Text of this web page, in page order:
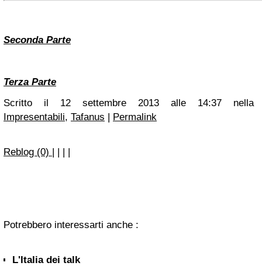
Seconda Parte
Terza Parte
Scritto il 12 settembre 2013 alle 14:37 nella
Impresentabili, Tafanus | Permalink
Reblog (0) | | | |
Potrebbero interessarti anche :
L'Italia dei talk